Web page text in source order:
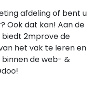
afdeling of bent u
Ook dat kan! Aan de
2mprove de
het vak te leren en
de web- &